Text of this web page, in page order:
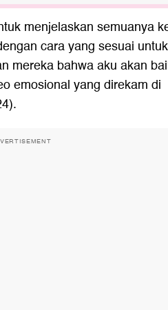
menjelaskan semuanya
cara yang sesuai untuk
mereka bahwa aku akan
emosional yang direkam di